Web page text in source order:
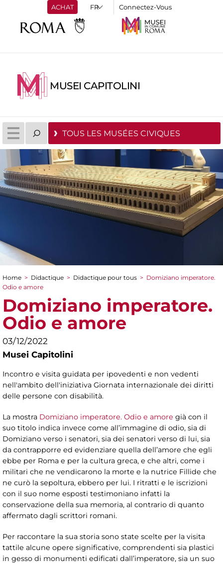
ACHAT Connectez-Vous
MUSEI CAPITOLINI
TOUS LES MUSÉES CIVIQUES
You are here
Home > Didactique > Didactique pour tous > Domiziano imperatore.
Odio e amore
Domiziano imperatore.
Odio e amore
03/12/2022
Musei Capitolini
Incontro e visita guidata per ipovedenti e non vedenti
nell'ambito dell'iniziativa Giornata internazionale dei diritti
delle persone con disabilità.
La mostra Domiziano imperatore. Odio e amore già con il
suo titolo indica invece come all’immagine di odio, sia di
Domiziano verso i senatori, sia dei senatori verso di lui, sia
da contrapporre ed evidenziare quella dell’amore che egli
ebbe per Roma e per la cultura greca, e che altri, come i
militari che ne vendicarono la morte e la nutrice Fillide che
ne curò la sepoltura, ebbero per lui. I ritratti e le iscrizioni
con il suo nome esposti testimoniano infatti la
conservazione della sua memoria, al contrario di quanto
affermato dagli scrittori romani.
Per raccontare la sua storia sono state scelte per la visita
tattile alcune opere significative, comprendenti sia plastici
in gesso di monumenti edificati dall’imperatore, sia un suo